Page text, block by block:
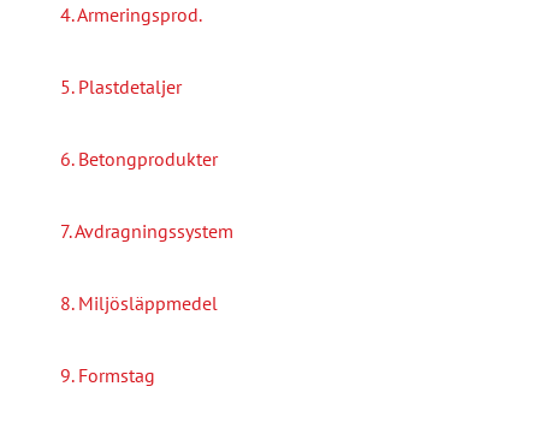
4. Armeringsprod.
5. Plastdetaljer
6. Betongprodukter
7. Avdragningssystem
8. Miljösläppmedel
9. Formstag